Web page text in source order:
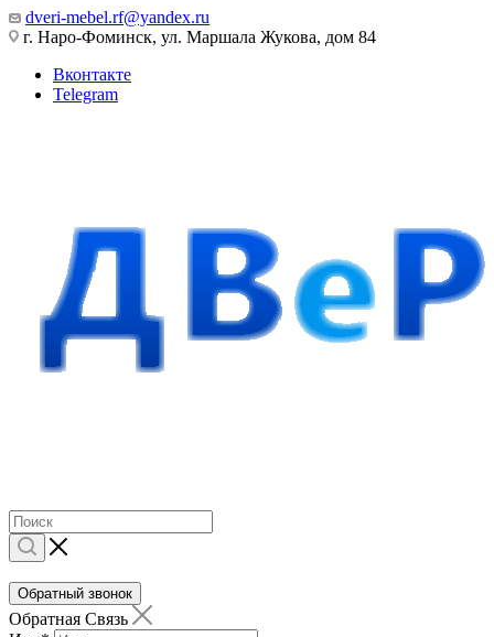
dveri-mebel.rf@yandex.ru
г. Наро-Фоминск, ул. Маршала Жукова, дом 84
Вконтакте
Telegram
Обратный звонок
Обратная Связь